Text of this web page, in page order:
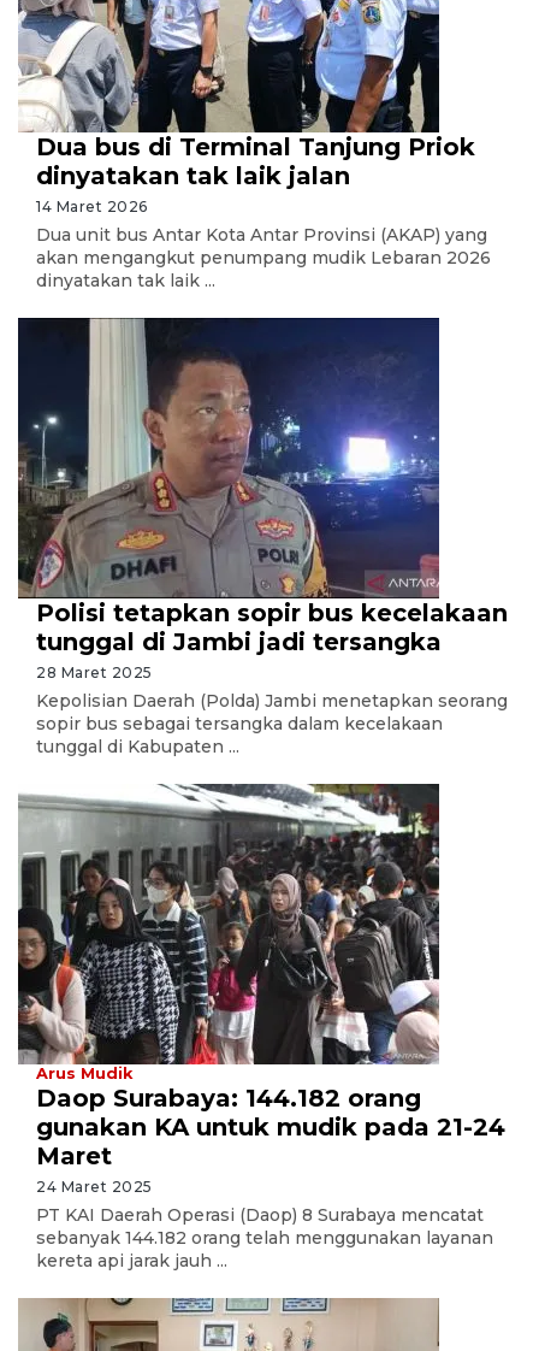
Dua bus di Terminal Tanjung Priok
dinyatakan tak laik jalan
14 Maret 2026
Dua unit bus Antar Kota Antar Provinsi (AKAP) yang
akan mengangkut penumpang mudik Lebaran 2026
dinyatakan tak laik ...
Polisi tetapkan sopir bus kecelakaan
tunggal di Jambi jadi tersangka
28 Maret 2025
Kepolisian Daerah (Polda) Jambi menetapkan seorang
sopir bus sebagai tersangka dalam kecelakaan
tunggal di Kabupaten ...
Arus Mudik
Daop Surabaya: 144.182 orang
gunakan KA untuk mudik pada 21-24
Maret
24 Maret 2025
PT KAI Daerah Operasi (Daop) 8 Surabaya mencatat
sebanyak 144.182 orang telah menggunakan layanan
kereta api jarak jauh ...